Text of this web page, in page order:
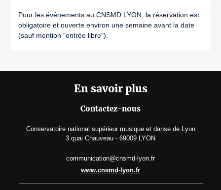
Pour les événements au CNSMD LYON, la réservation est
obligatoire et ouverte environ une semaine avant la date
(sauf mention "entrée libre").
En savoir plus
Contactez-nous
Conservatoire national supérieur musique et danse de Lyon
3 quai Chauveau - 69009 LYON
communication@cnsmd-lyon.fr
www.cnsmd-lyon.fr